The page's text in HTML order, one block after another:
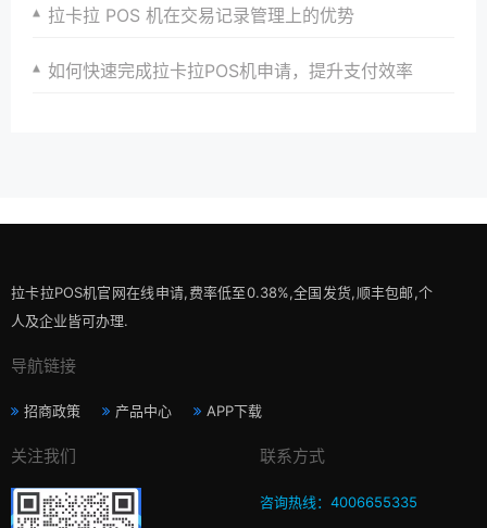
拉卡拉 POS 机在交易记录管理上的优势
如何快速完成拉卡拉POS机申请，提升支付效率
拉卡拉POS机官网在线申请,费率低至0.38%,全国发货,顺丰包邮,个
人及企业皆可办理.
导航链接
招商政策 产品中心 APP下载
关注我们 联系方式
咨询热线：4006655335